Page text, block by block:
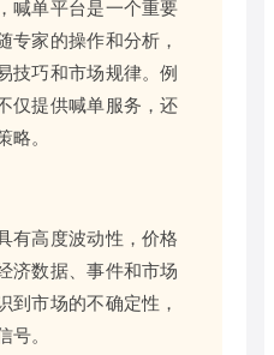
喊单平台是一个重要
专家的操作和分析，
技巧和市场规律。例
仅提供喊单服务，还
。
有高度波动性，价格
济数据、事件和市场
到市场的不确定性，
。